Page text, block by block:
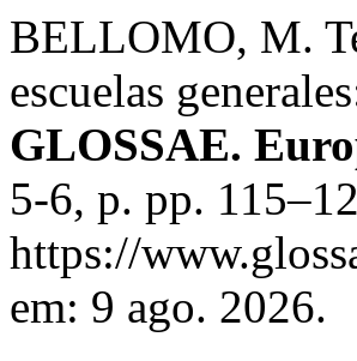
BELLOMO, M.
escuelas
GLOSSAE.
5-6, p. pp.
https://
em: 9 ago. 2026.